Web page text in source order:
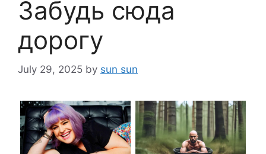
Забудь сюда
дорогу
July 29, 2025 by sun sun